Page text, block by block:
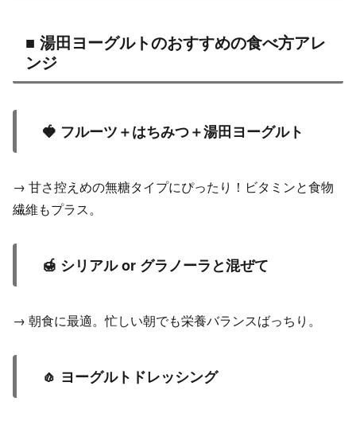
■ 湯田ヨーグルトのおすすめの食べ方アレ
ンジ
🍓 フルーツ＋はちみつ＋湯田ヨーグルト
→ 甘さ控えめの無糖タイプにぴったり！ビタミンと食物
繊維もプラス。
🍯 シリアル or グラノーラと混ぜて
→ 朝食に最適。忙しい朝でも栄養バランスばっちり。
🧄 ヨーグルトドレッシング